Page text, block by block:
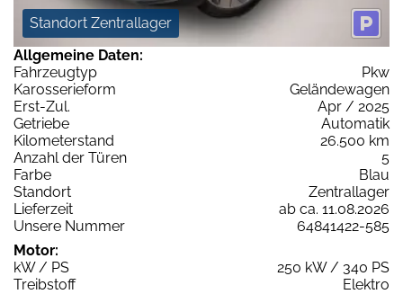
Standort Zentrallager
Allgemeine Daten:
Fahrzeugtyp
Pkw
Karosserieform
Geländewagen
Erst-Zul.
Apr / 2025
Getriebe
Automatik
Kilometerstand
26.500 km
Anzahl der Türen
5
Farbe
Blau
Standort
Zentrallager
Lieferzeit
ab ca. 11.08.2026
Unsere Nummer
64841422-585
Motor:
kW / PS
250 kW / 340 PS
Treibstoff
Elektro